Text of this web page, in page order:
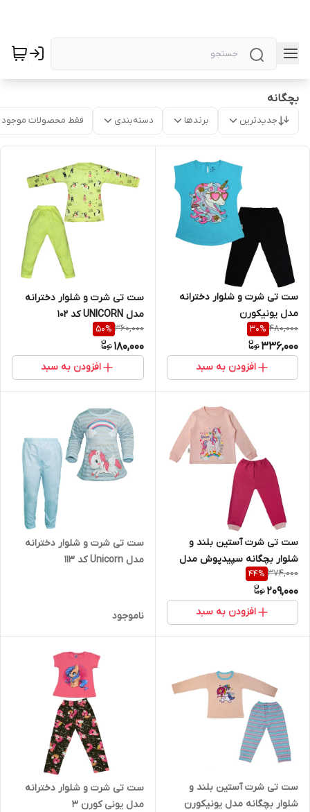
بچگانه
جدیدترین برندها دسته‌بندی فقط محصولات موجود
ست تی شرت و شلوار دخترانه
مدل یونیکورن
480,000
30%
336,000
افزودن به سبد
ست تی شرت و شلوار دخترانه
مدل UNICORN کد 102
360,000
50%
180,000
افزودن به سبد
ست تی شرت آستین بلند و
شلوار بچگانه سپیدپوش مدل
یونیکورن کد 140406
374,000
44%
209,000
افزودن به سبد
ست تی شرت و شلوار دخترانه
مدل Unicorn کد 113
ناموجود
ست تی شرت آستین بلند و
شلوار بچگانه مدل یونیکورن
ست تی شرت و شلوار دخترانه
مدل یونی کورن 3